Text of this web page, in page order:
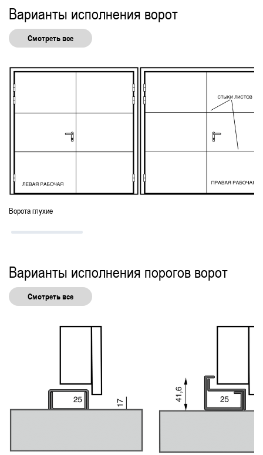
Варианты исполнения ворот
Смотреть все
Ворота глухие
Варианты исполнения порогов ворот
Смотреть все